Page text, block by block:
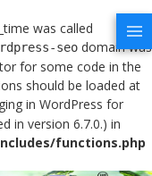
was called
seo domain was
for some code in the
should be loaded at
in WordPress for
in version 6.7.0.) in
functions.php